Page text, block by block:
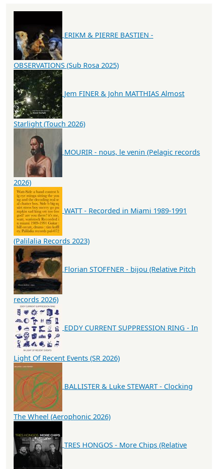
ERIKM & PIERRE BASTIEN -
OBSERVATIONS (Sub Rosa 2025)
Jem FINER & John MATTHIAS Almost
Starlight (Touch 2026)
MOURIR - nous, le venin (Pelagic records
2026)
WATT - Recorded in Miami 1989-1991
(Palilalia Records 2023)
Florian STOFFNER - bijou (Relative Pitch
records 2026)
EDDY CURRENT SUPPRESSION RING - In
Light Of Recent Events (SR 2026)
BALLISTER & Luke STEWART - Clocking
The Wheel (Aerophonic 2026)
TRES HONGOS - More Chips (Relative